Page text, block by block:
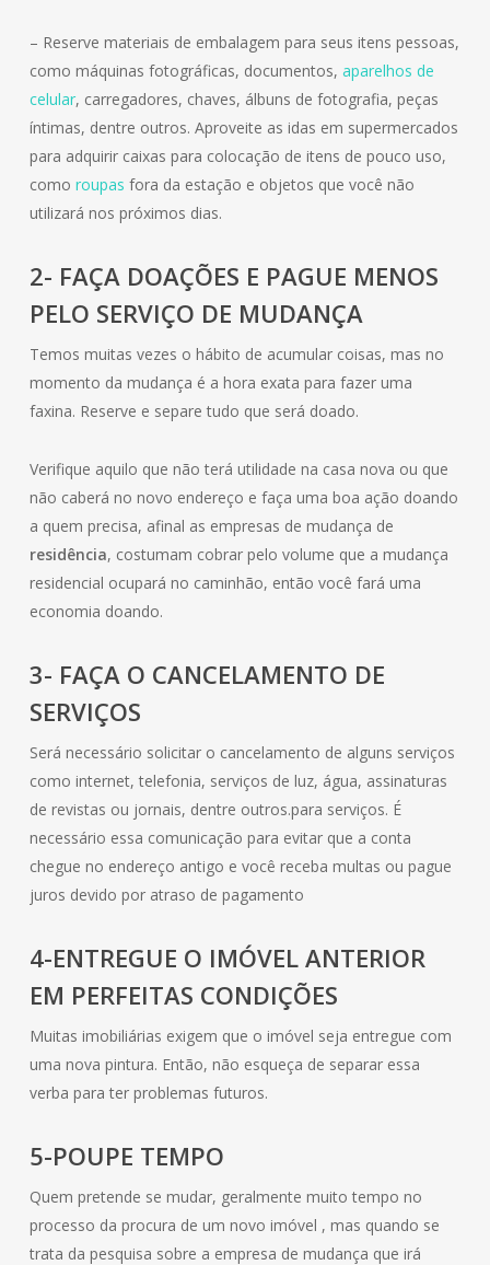
– Reserve materiais de embalagem para seus itens pessoas,
como máquinas fotográficas, documentos, aparelhos de
celular, carregadores, chaves, álbuns de fotografia, peças
íntimas, dentre outros. Aproveite as idas em supermercados
para adquirir caixas para colocação de itens de pouco uso,
como roupas fora da estação e objetos que você não
utilizará nos próximos dias.
2- FAÇA DOAÇÕES E PAGUE MENOS
PELO SERVIÇO DE MUDANÇA
Temos muitas vezes o hábito de acumular coisas, mas no
momento da mudança é a hora exata para fazer uma
faxina. Reserve e separe tudo que será doado.
Verifique aquilo que não terá utilidade na casa nova ou que
não caberá no novo endereço e faça uma boa ação doando
a quem precisa, afinal as empresas de mudança de
residência, costumam cobrar pelo volume que a mudança
residencial ocupará no caminhão, então você fará uma
economia doando.
3- FAÇA O CANCELAMENTO DE
SERVIÇOS
Será necessário solicitar o cancelamento de alguns serviços
como internet, telefonia, serviços de luz, água, assinaturas
de revistas ou jornais, dentre outros.para serviços. É
necessário essa comunicação para evitar que a conta
chegue no endereço antigo e você receba multas ou pague
juros devido por atraso de pagamento
4-ENTREGUE O IMÓVEL ANTERIOR
EM PERFEITAS CONDIÇÕES
Muitas imobiliárias exigem que o imóvel seja entregue com
uma nova pintura. Então, não esqueça de separar essa
verba para ter problemas futuros.
5-POUPE TEMPO
Quem pretende se mudar, geralmente muito tempo no
processo da procura de um novo imóvel , mas quando se
trata da pesquisa sobre a empresa de mudança que irá